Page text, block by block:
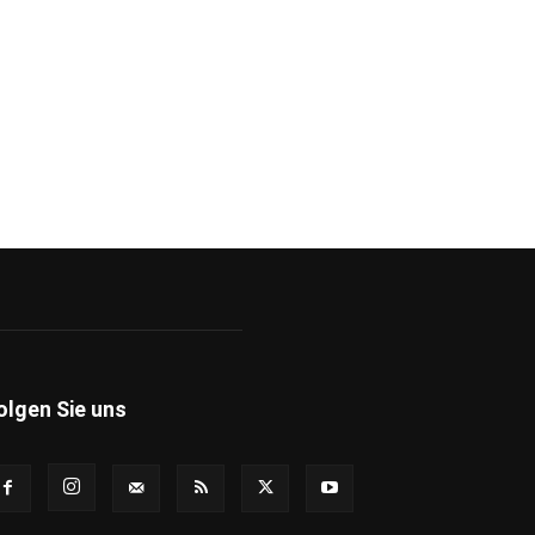
Sie uns